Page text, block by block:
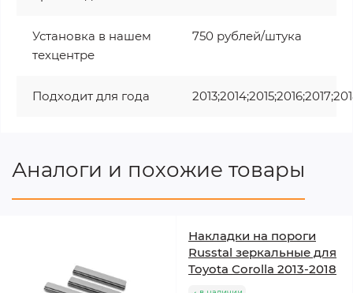
Установка в нашем
техцентре
750 рублей/штука
Подходит для года
Аналоги и похожие товары
Накладки на пороги
Russtal зеркальные для
Toyota Corolla 2013-2018